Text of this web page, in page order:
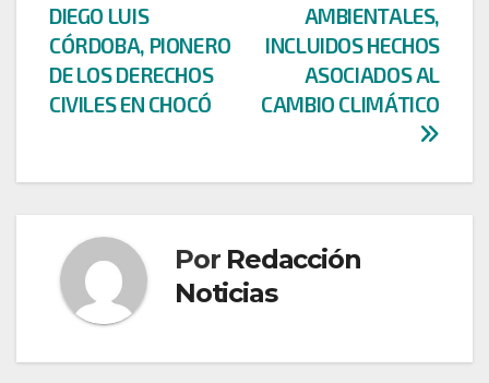
AMBIENTALES,
INCLUIDOS HECHOS
ASOCIADOS AL
CAMBIO CLIMÁTICO
DIEGO LUIS
CÓRDOBA, PIONERO
DE LOS DERECHOS
CIVILES EN CHOCÓ
Por Redacción
Noticias